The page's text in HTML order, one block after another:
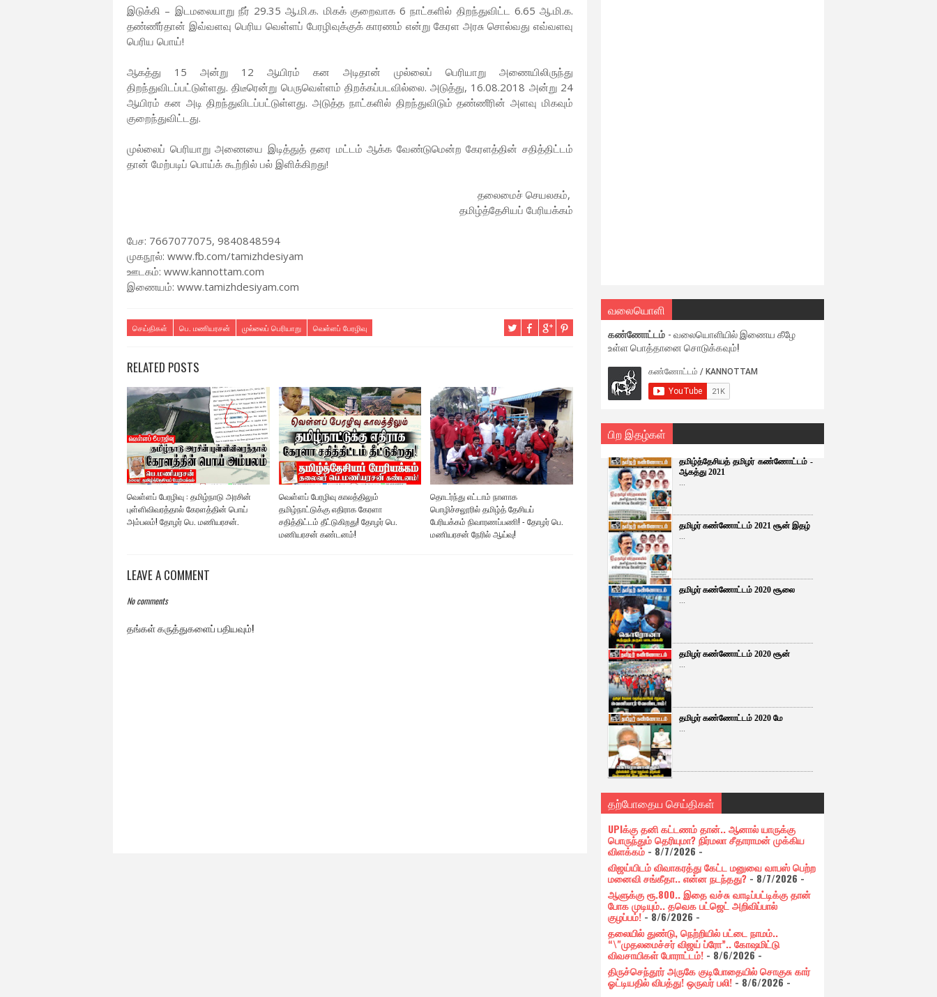
இடுக்கி – இடமலையாறு நீர் 29.35 ஆ.மி.க. மிகக் குறைவாக 6 நாட்களில் திறந்துவிட்ட 6.65 ஆ.மி.க.
தண்ணீர்தான் இவ்வளவு பெரிய வெள்ளப் பேரழிவுக்குக் காரணம் என்று கேரள அரசு சொல்வது எவ்வளவு
பெரிய பொய்!
ஆகத்து 15 அன்று 12 ஆயிரம் கன அடிதான் முல்லைப் பெரியாறு அணையிலிருந்து
திறந்துவிடப்பட்டுள்ளது. திடீரென்று பெருவெள்ளம் திறக்கப்படவில்லை. அடுத்து, 16.08.2018 அன்று 24
ஆயிரம் கன அடி திறந்துவிடப்பட்டுள்ளது. அடுத்த நாட்களில் திறந்துவிடும் தண்ணீரின் அளவு மிகவும்
குறைந்துவிட்டது.
முல்லைப் பெரியாறு அணையை இடித்துத் தரை மட்டம் ஆக்க வேண்டுமென்ற கேரளத்தின் சதித்திட்டம்
தான் மேற்படிப் பொய்க் கூற்றில் பல் இளிக்கிறது!
தலைமைச் செயலகம்,
தமிழ்த்தேசியப் பேரியக்கம்
பேச: 7667077075, 9840848594
முகநூல்: www.fb.com/tamizhdesiyam
ஊடகம்: www.kannottam.com
இணையம்: www.tamizhdesiyam.com
செய்திகள் பெ. மணியரசன் முல்லைப் பெரியாறு வெள்ளப் பேரழிவு
RELATED POSTS
வெள்ளப் பேரழிவு : தமிழ்நாடு அரசின்
புள்ளிவிவரத்தால் கேரளத்தின் பொய்
அம்பலம்! தோழர் பெ. மணியரசன்.
வெள்ளப் பேரழிவு காலத்திலும்
தமிழ்நாட்டுக்கு எதிராக கேரளா
சதித்திட்டம் தீட்டுகிறது! தோழர் பெ.
மணியரசன் கண்டனம்!
தொடர்ந்து எட்டாம் நாளாக
பொழிச்சலூரில் தமிழ்த் தேசியப்
பேரியக்கம் நிவாரணப்பணி! - தோழர் பெ.
மணியரசன் நேரில் ஆய்வு!
LEAVE A COMMENT
No comments
தங்கள் கருத்துகளைப் பதியவும்!
வலையொளி
கண்ணோட்டம் - வலையொளியில் இணைய கீழே
உள்ள பொத்தானை சொடுக்கவும்!
பிற இதழ்கள்
தமிழ்த்தேசியத் தமிழர் கண்ணோட்டம் -
ஆகத்து 2021
...
தமிழர் கண்ணோட்டம் 2021 சூன் இதழ்
...
தமிழர் கண்ணோட்டம் 2020 சூலை
...
தமிழர் கண்ணோட்டம் 2020 சூன்
...
தமிழர் கண்ணோட்டம் 2020 மே
...
தற்போதைய செய்திகள்
UPIக்கு தனி கட்டணம் தான்.. ஆனால் யாருக்கு
பொருந்தும் தெரியுமா? நிர்மலா சீதாராமன் முக்கிய
விளக்கம் - 8/7/2026 -
விஜய்யிடம் விவாகரத்து கேட்ட மனுவை வாபஸ் பெற்ற
மனைவி சங்கீதா.. என்ன நடந்தது? - 8/7/2026 -
ஆளுக்கு ரூ.800.. இதை வச்சு வாடிப்பட்டிக்கு தான்
போக முடியும்.. தவெக பட்ஜெட் அறிவிப்பால்
குழப்பம்!- 8/6/2026 -
தலையில் துண்டு, நெற்றியில் பட்டை நாமம்..
“\"முதலமைச்சர் விஜய் ப்ரோ”.. கோஷமிட்டு
விவசாயிகள் போராட்டம்! - 8/6/2026-
திருச்செந்தூர் அருகே குடிபோதையில் சொகுசு கார்
ஓட்டியதில் விபத்து! ஒருவர் பலி! - 8/6/2026-